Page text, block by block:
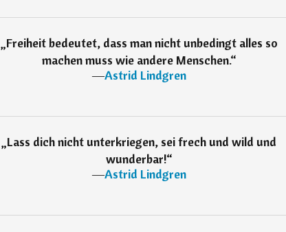
„Freiheit bedeutet, dass man nicht unbedingt alles so
machen muss wie andere Menschen.“
―Astrid Lindgren
„Lass dich nicht unterkriegen, sei frech und wild und
wunderbar!“
―Astrid Lindgren